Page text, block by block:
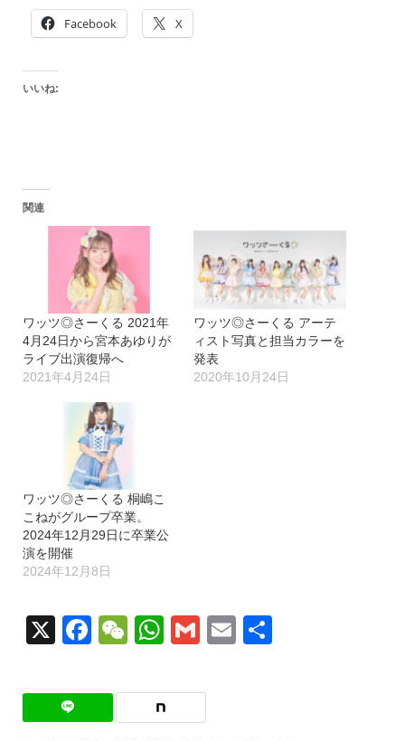
Facebook X
いいね:
関連
ワッツ◎さーくる 2021年
4月24日から宮本あゆりが
ライブ出演復帰へ
2021年4月24日
ワッツ◎さーくる アーテ
ィスト写真と担当カラーを
発表
2020年10月24日
ワッツ◎さーくる 桐嶋こ
こねがグループ卒業。
2024年12月29日に卒業公
演を開催
2024年12月8日
X Facebook
WeChat
WhatsApp
GmailEmail